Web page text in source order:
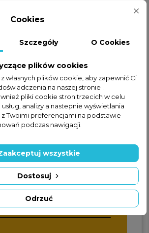
znalazłeś interesującej
w ofercie online,
do kontaktu
lub za
formularza
228 72 89
507 070
Cookies
Szczegóły O Cookies
plików cookies
własnych plików cookie, aby zapewnić Ci
na naszej stronie .
pliki cookie stron trzecich w celu
analizy a nastepnie wyświetlania
Twoimi preferencjami na podstawie
podczas nawigacji.
Odrzuć
Dostosuj
wszystkie